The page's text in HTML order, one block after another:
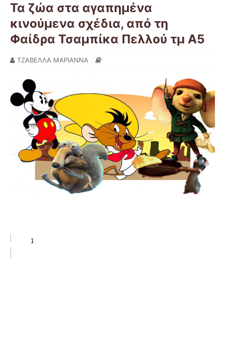
Τα ζώα στα αγαπημένα
κινούμενα σχέδια, από τη
Φαίδρα Τσαμπίκα Πελλού τμ Α5
ΤΖΑΒΕΛΛΑ ΜΑΡΙΑΝΝΑ